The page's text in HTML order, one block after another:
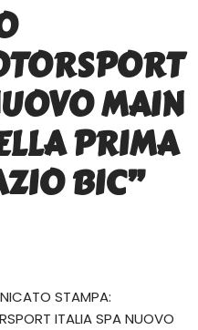
MAIN
PRIMA
BIC”
STAMPA:
ITALIA SPA NUOVO